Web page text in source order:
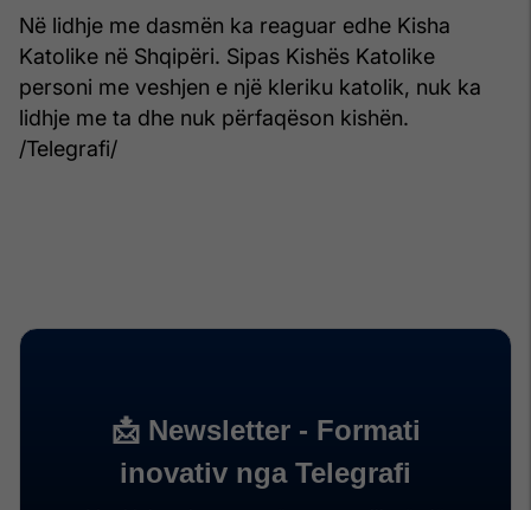
Në lidhje me dasmën ka reaguar edhe Kisha
Katolike në Shqipëri. Sipas Kishës Katolike
personi me veshjen e një kleriku katolik, nuk ka
lidhje me ta dhe nuk përfaqëson kishën.
/Telegrafi/